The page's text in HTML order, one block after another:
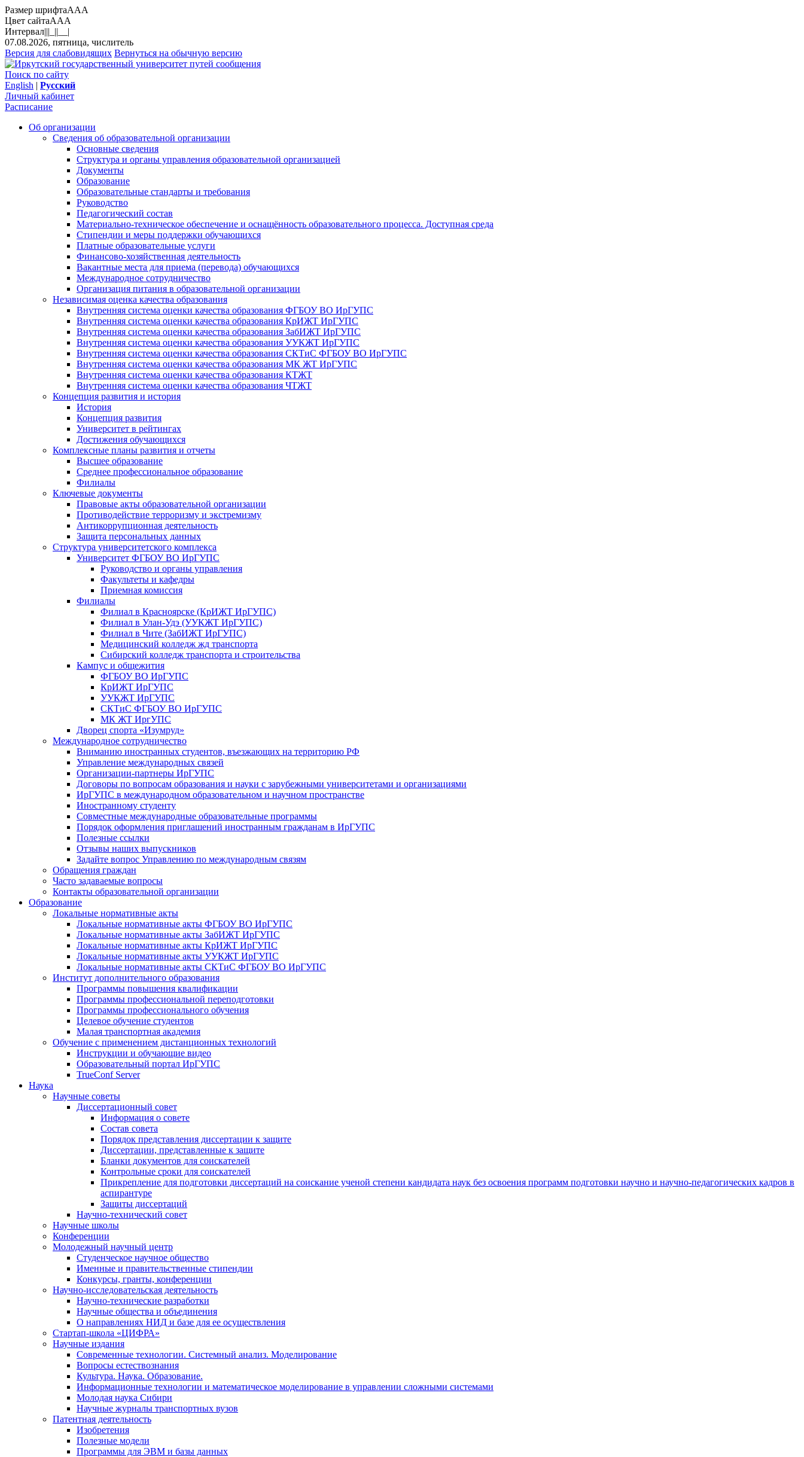
Размер шрифтаAAA
Цвет сайтаAAA
Интервал|||_||__|
07.08.2026, пятница, числитель
Версия для слабовидящих Вернуться на обычную версию
Поиск по сайту
English | Русский
Личный кабинет
Расписание
Об организации
Сведения об образовательной организации
Основные сведения
Структура и органы управления образовательной организацией
Документы
Образование
Образовательные стандарты и требования
Руководство
Педагогический состав
Материально-техническое обеспечение и оснащённость образовательного процесса. Доступная среда
Стипендии и меры поддержки обучающихся
Платные образовательные услуги
Финансово-хозяйственная деятельность
Вакантные места для приема (перевода) обучающихся
Международное сотрудничество
Организация питания в образовательной организации
Независимая оценка качества образования
Внутренняя система оценки качества образования ФГБОУ ВО ИрГУПС
Внутренняя система оценки качества образования КрИЖТ ИрГУПС
Внутренняя система оценки качества образования ЗабИЖТ ИрГУПС
Внутренняя система оценки качества образования УУКЖТ ИрГУПС
Внутренняя система оценки качества образования СКТиС ФГБОУ ВО ИрГУПС
Внутренняя система оценки качества образования МК ЖТ ИрГУПС
Внутренняя система оценки качества образования КТЖТ
Внутренняя система оценки качества образования ЧТЖТ
Концепция развития и история
История
Концепция развития
Университет в рейтингах
Достижения обучающихся
Комплексные планы развития и отчеты
Высшее образование
Среднее профессиональное образование
Филиалы
Ключевые документы
Правовые акты образовательной организации
Противодействие терроризму и экстремизму
Антикоррупционная деятельность
Защита персональных данных
Структура университетского комплекса
Университет ФГБОУ ВО ИрГУПС
Руководство и органы управления
Факультеты и кафедры
Приемная комиссия
Филиалы
Филиал в Красноярске (КрИЖТ ИрГУПС)
Филиал в Улан-Удэ (УУКЖТ ИрГУПС)
Филиал в Чите (ЗабИЖТ ИрГУПС)
Медицинский колледж жд транспорта
Сибирский колледж транспорта и строительства
Кампус и общежития
ФГБОУ ВО ИрГУПС
КрИЖТ ИрГУПС
УУКЖТ ИрГУПС
СКТиС ФГБОУ ВО ИрГУПС
МК ЖТ ИргУПС
Дворец спорта «Изумруд»
Международное сотрудничество
Вниманию иностранных студентов, въезжающих на территорию РФ
Управление международных связей
Организации-партнеры ИрГУПС
Договоры по вопросам образования и науки с зарубежными университетами и организациями
ИрГУПС в международном образовательном и научном пространстве
Иностранному студенту
Совместные международные образовательные программы
Порядок оформления приглашений иностранным гражданам в ИрГУПС
Полезные ссылки
Отзывы наших выпускников
Задайте вопрос Управлению по международным связям
Обращения граждан
Часто задаваемые вопросы
Контакты образовательной организации
Образование
Локальные нормативные акты
Локальные нормативные акты ФГБОУ ВО ИрГУПС
Локальные нормативные акты ЗабИЖТ ИрГУПС
Локальные нормативные акты КрИЖТ ИрГУПС
Локальные нормативные акты УУКЖТ ИрГУПС
Локальные нормативные акты СКТиС ФГБОУ ВО ИрГУПС
Институт дополнительного образования
Программы повышения квалификации
Программы профессиональной переподготовки
Программы профессионального обучения
Целевое обучение студентов
Малая транспортная академия
Обучение с применением дистанционных технологий
Инструкции и обучающие видео
Образовательный портал ИрГУПС
TrueConf Server
Наука
Научные советы
Диссертационный совет
Информация о совете
Состав совета
Порядок представления диссертации к защите
Диссертации, представленные к защите
Бланки документов для соискателей
Контрольные сроки для соискателей
Прикрепление для подготовки диссертаций на соискание ученой степени кандидата наук без освоения программ подготовки научно и научно-педагогических кадров в
аспирантуре
Защиты диссертаций
Научно-технический совет
Научные школы
Конференции
Молодежный научный центр
Студенческое научное общество
Именные и правительственные стипендии
Конкурсы, гранты, конференции
Научно-исследовательская деятельность
Научно-технические разработки
Научные общества и объединения
О направлениях НИД и базе для ее осуществления
Стартап-школа «ЦИФРА»
Научные издания
Современные технологии. Системный анализ. Моделирование
Вопросы естествознания
Культура. Наука. Образование.
Информационные технологии и математическое моделирование в управлении сложными системами
Молодая наука Сибири
Научные журналы транспортных вузов
Патентная деятельность
Изобретения
Полезные модели
Программы для ЭВМ и базы данных